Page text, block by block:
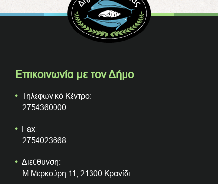
Επικοινωνία με τον Δήμο
Τηλεφωνικό Κέντρο:
2754360000
Fax:
2754023668
Διεύθυνση:
Μ.Μερκούρη 11, 21300 Κρανίδι